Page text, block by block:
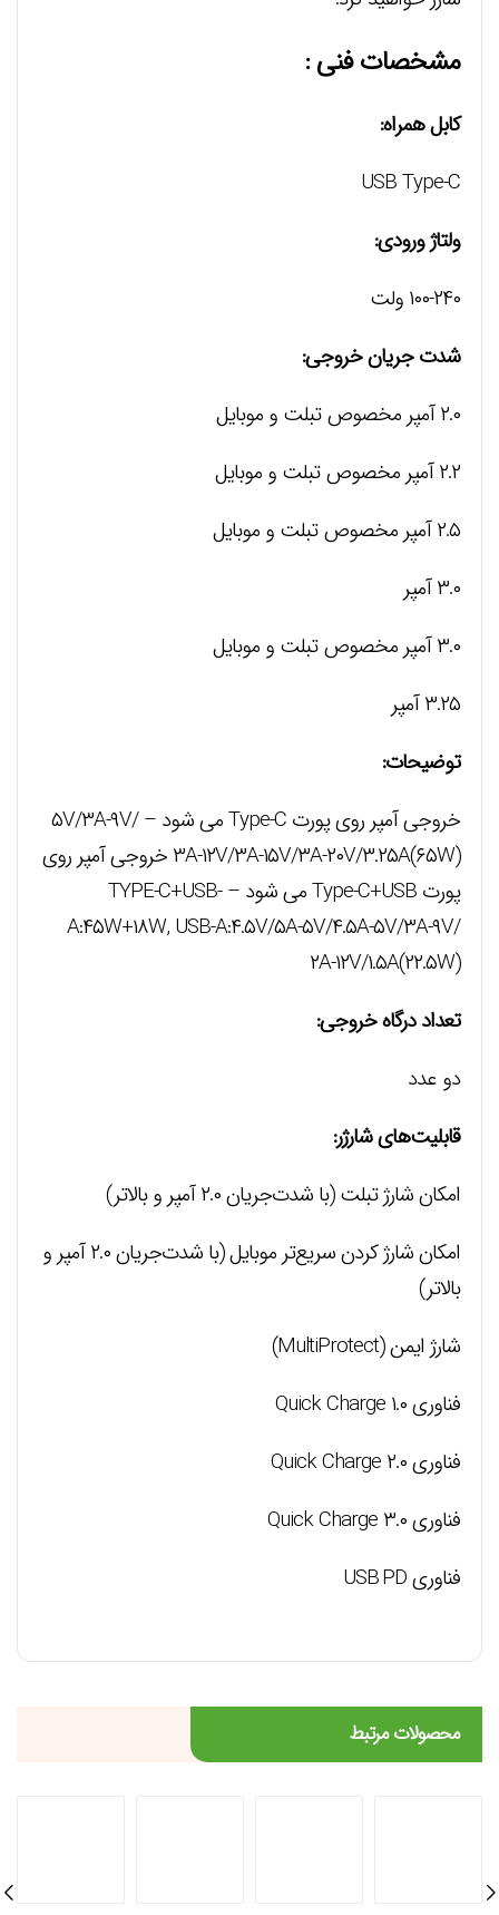
مشخصات فنی :
کابل همراه:
USB Type-C
ولتاژ ورودی:
۱۰۰-۲۴۰ ولت
شدت جریان خروجی:
۲.۰ آمپر مخصوص تبلت و موبایل
۲.۲ آمپر مخصوص تبلت و موبایل
۲.۵ آمپر مخصوص تبلت و موبایل
۳.۰ آمپر
۳.۰ آمپر مخصوص تبلت و موبایل
۳.۲۵ آمپر
توضیحات:
خروجی آمپر روی پورت Type-C می شود – ۵V/۳A-۹V/
۳A-۱۲V/۳A-۱۵V/۳A-۲۰V/۳.۲۵A(۶۵W) خروجی آمپر روی
پورت Type-C+USB می شود – TYPE-C+USB-
A:۴۵W+۱۸W, USB-A:۴.۵V/۵A-۵V/۴.۵A-۵V/۳A-۹V/
۲A-۱۲V/۱.۵A(۲۲.۵W)
تعداد درگاه خروجی:
دو عدد
قابلیت‌های شارژر:
امکان شارژ تبلت (با شدت‌جریان ۲.۰ آمپر و بالاتر)
امکان شارژ کردن سریع‌تر موبایل (با شدت‌جریان ۲.۰ آمپر و
بالاتر)
شارژ ایمن (MultiProtect)
فناوری Quick Charge ۱.۰
فناوری Quick Charge ۲.۰
فناوری Quick Charge ۳.۰
فناوری USBPD
محصولات مرتبط